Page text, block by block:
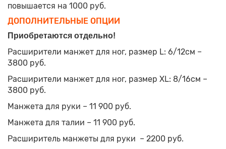
повышается на 1000 руб.
ДОПОЛНИТЕЛЬНЫЕ ОПЦИИ
Приобретаются отдельно!
Расширители манжет для ног, размер L: 6/12см –
3800 руб.
Расширители манжет для ног, размер XL: 8/16см –
3800 руб.
Манжета для руки – 11 900 руб.
Манжета для талии – 11 900 руб.
Расширитель манжеты для руки – 2200 руб.